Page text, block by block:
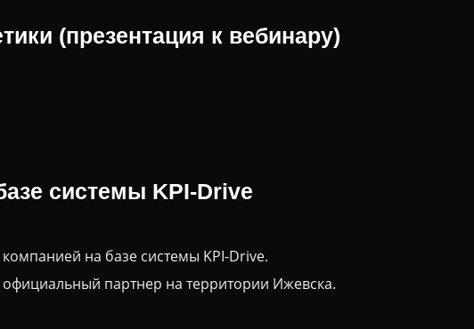
(презентация к вебинару)
системы KPI-Drive
на базе системы KPI-Drive.
партнер на территории Ижевска.